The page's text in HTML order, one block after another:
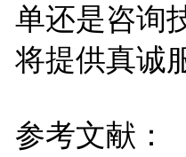
单还是咨询
将提供真诚
参考文献：